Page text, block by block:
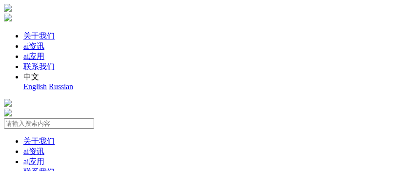
关于我们
ai资讯
ai应用
联系我们
中文
English Russian
关于我们
ai资讯
ai应用